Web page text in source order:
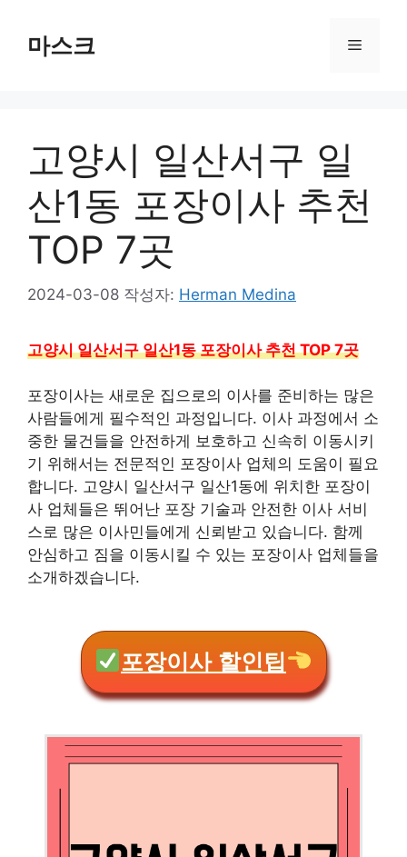
마스크 메
고양시 일산서구 일
산1동 포장이사 추천
TOP 7곳
2024-03-08 작성자: Herman Medina
고양시 일산서구 일산1동 포장이사 추천 TOP 7곳
포장이사는 새로운 집으로의 이사를 준비하는 많은
사람들에게 필수적인 과정입니다. 이사 과정에서 소
중한 물건들을 안전하게 보호하고 신속히 이동시키
기 위해서는 전문적인 포장이사 업체의 도움이 필요
합니다. 고양시 일산서구 일산1동에 위치한 포장이
사 업체들은 뛰어난 포장 기술과 안전한 이사 서비
스로 많은 이사민들에게 신뢰받고 있습니다. 함께
안심하고 짐을 이동시킬 수 있는 포장이사 업체들을
소개하겠습니다.
포장이사 할인팁